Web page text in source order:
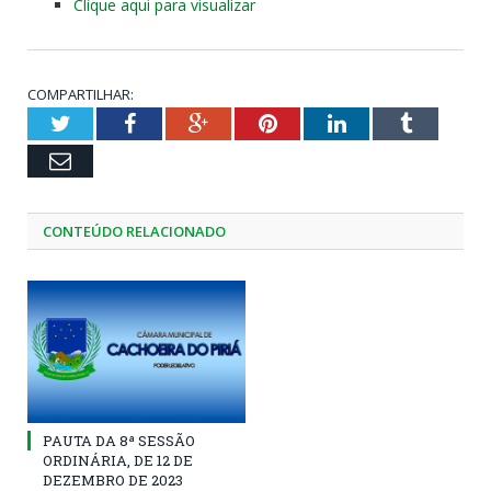
Clique aqui para visualizar
COMPARTILHAR:
TwitterFacebookGoogle+PinterestLinkedInTumblr
Email
CONTEÚDO RELACIONADO
PAUTA DA 8ª SESSÃO
ORDINÁRIA, DE 12 DE
DEZEMBRO DE 2023